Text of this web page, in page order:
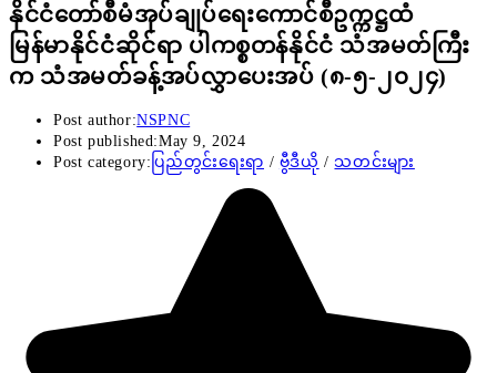
နိုင်ငံတော်စီမံအုပ်ချုပ်ရေးကောင်စီဥက္ကဋ္ဌထံ
မြန်မာနိုင်ငံဆိုင်ရာ ပါကစ္စတန်နိုင်ငံ သံအမတ်ကြီး
က သံအမတ်ခန့်အပ်လွှာပေးအပ် (၈-၅-၂၀၂၄)
Post author:NSPNC
Post published:May 9, 2024
Post category: ပြည်တွင်းရေးရာ / ဗွီဒီယို / သတင်းများ